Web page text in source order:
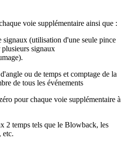
voie supplémentaire ainsi que :
signaux (utilisation d'une seule pince
signaux
ou de temps et comptage de la
de tous les événements
pour chaque voie supplémentaire à
2 temps tels que le Blowback, les
etc.